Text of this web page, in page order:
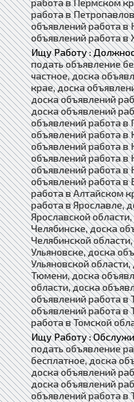
работа в
объявлений работа в
объявлений работа в
Ищу Работу :
подать объявление
частное, доска
крае, доска
доска объявлений
доска объявлений
объявлений работа
объявлений работа в
объявлений работа в
объявлений работа в
объявлений работа в
объявлений работа в
работа в Алтайском
работа в Ярославле,
Ярославской
Челябинске, доска
Челябинской
Ульяновске, доска
Ульяновской
Тюмени, доска
области, доска
объявлений работа в
объявлений работа в
работа в Томской
Ищу Работу :
подать объявление
бесплатное, доска
доска объявлений
доска объявлений
объявлений работа в